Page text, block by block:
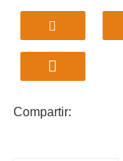
Acoplador
rápidos de
Control de
Compartir: